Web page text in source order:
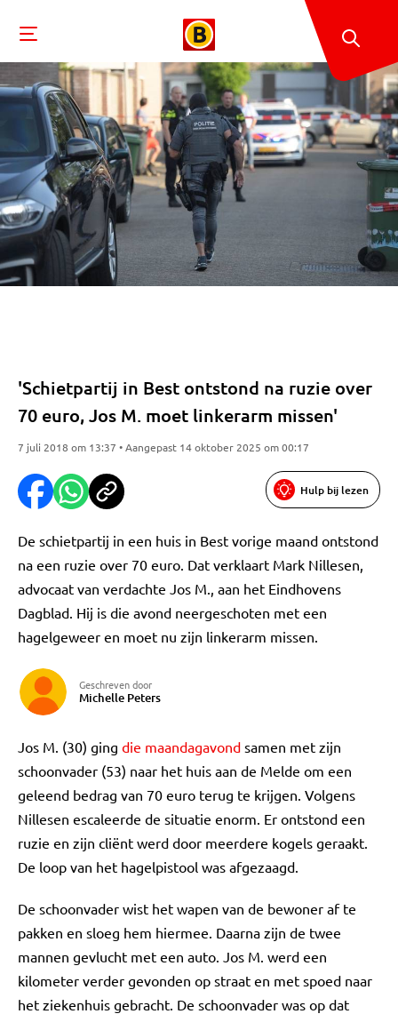
'Schietpartij in Best ontstond na ruzie over
70 euro, Jos M. moet linkerarm missen'
7 juli 2018 om 13:37 • Aangepast 14 oktober 2025 om 00:17
Hulp bij lezen
De schietpartij in een huis in Best vorige maand ontstond
na een ruzie over 70 euro. Dat verklaart Mark Nillesen,
advocaat van verdachte Jos M., aan het Eindhovens
Dagblad. Hij is die avond neergeschoten met een
hagelgeweer en moet nu zijn linkerarm missen.
Geschreven door
Michelle Peters
Jos M. (30) ging die maandagavond samen met zijn
schoonvader (53) naar het huis aan de Melde om een
geleend bedrag van 70 euro terug te krijgen. Volgens
Nillesen escaleerde de situatie enorm. Er ontstond een
ruzie en zijn cliënt werd door meerdere kogels geraakt.
De loop van het hagelpistool was afgezaagd.
De schoonvader wist het wapen van de bewoner af te
pakken en sloeg hem hiermee. Daarna zijn de twee
mannen gevlucht met een auto. Jos M. werd een
kilometer verder gevonden op straat en met spoed naar
het ziekenhuis gebracht. De schoonvader was op dat